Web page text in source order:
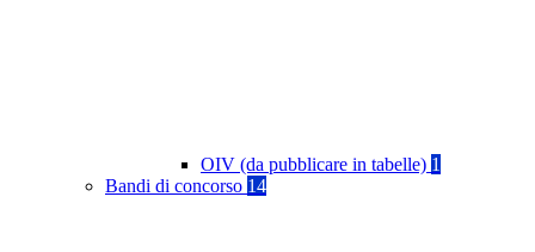
OIV (da pubblicare in tabelle) 1
Bandi di concorso 14